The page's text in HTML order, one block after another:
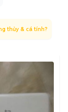
thủy & cá tính?